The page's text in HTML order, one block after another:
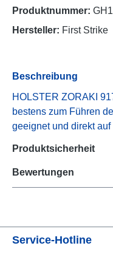
Produktnummer:
Hersteller: First Strike
Beschreibung
HOLSTER ZORAKI
bestens zum Führen
geeignet und direkt
Produktsicherheit
Bewertungen
Service-Hotline